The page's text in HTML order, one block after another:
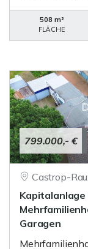
508 m²
FLÄCHE
799.000,- €
Castrop-
Garagen